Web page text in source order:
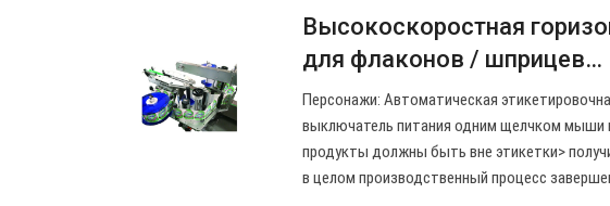
Высокоскоростная
для флаконов / шприцев…
Персонажи: Автоматическая
выключатель питания одним щелчком мыши
продукты должны быть вне этикетки>
в целом производственный процесс